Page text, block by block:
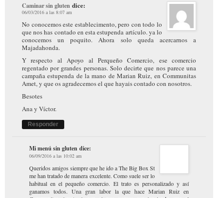
Caminar sin gluten dice:
06/03/2016 a las 8:07 am
No conocemos este establecimento, pero con todo lo
que nos has contado en esta estupenda artículo. ya lo
conocemos un poquito. Ahora solo queda acercarnos a
Majadahonda.
Y respecto al Apoyo al Perqueño Comercio, ese comercio
regentado por grandes personas. Solo decirte que nos parece una
campaña estupenda de la mano de Marian Ruiz, en Communitas
Amet, y que os agradecemos el que hayais contado con nosotros.
Besotes
Ana y Víctor.
Responder
Mi menú sin gluten dice:
06/09/2016 a las 10:02 am
Queridos amigos siempre que he ido a The Big Box St
me han tratado de manera excelente. Como suele ser lo
habitual en el pequeño comercio. El trato es personalizado y así
ganamos todos. Una gran labor la que hace Marian Ruiz en